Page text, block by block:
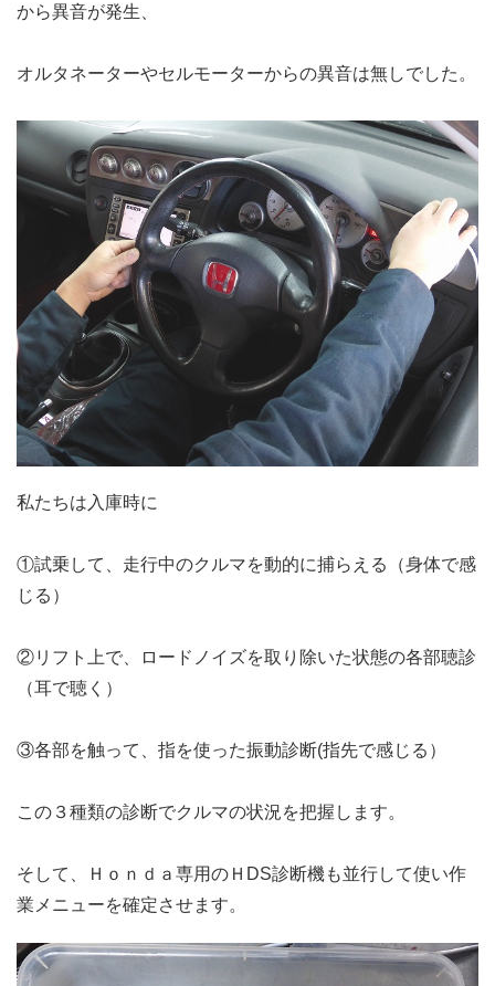
から異音が発生、
オルタネーターやセルモーターからの異音は無しでした。
私たちは入庫時に
①試乗して、走行中のクルマを動的に捕らえる（身体で感
じる）
②リフト上で、ロードノイズを取り除いた状態の各部聴診
（耳で聴く）
③各部を触って、指を使った振動診断(指先で感じる）
この３種類の診断でクルマの状況を把握します。
そして、Ｈｏｎｄａ専用のＨDS診断機も並行して使い作
業メニューを確定させます。